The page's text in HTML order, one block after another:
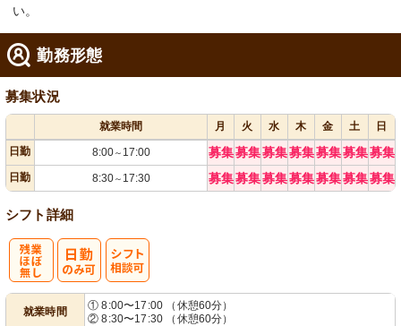
い。
勤務形態
募集状況
就業時間 月 火 水 木 金 土
日
日勤
8:00～ 17:00 募集募集募集募集募集募集募集
日勤 8:30～ 17:30 募集募集募集募集募集募集募集
シフト詳細
就業時間
① 8:00〜17:00 （休憩60分）
② 8:30〜17:30 （休憩60分）